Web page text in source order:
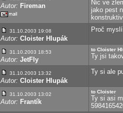
Autor: Fireman
Nic ve
jako pest
31.10.2003 19:08
Autor: Cloister Hlupák
Proč
31.10.2003 18:53
Autor: JetFly
to Cloister
Ty jsi
31.10.2003 13:32
Autor: Cloister Hlupák
Ty si ale
31.10.2003 13:02
Autor: Frantík
to Cloister
Ty si asi